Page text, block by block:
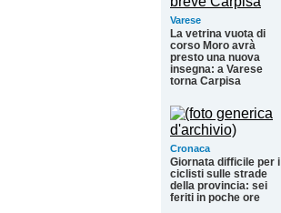
Varese
La vetrina vuota di
corso Moro avrà
presto una nuova
insegna: a Varese
torna Carpisa
Cronaca
Giornata difficile per i
ciclisti sulle strade
della provincia: sei
feriti in poche ore